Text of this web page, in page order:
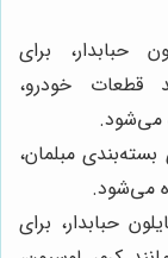
حبابدار، برای
قطعات خودرو،
می‌شود.
بسته‌بندی مبلمان،
می‌شود.
حبابدار، برای